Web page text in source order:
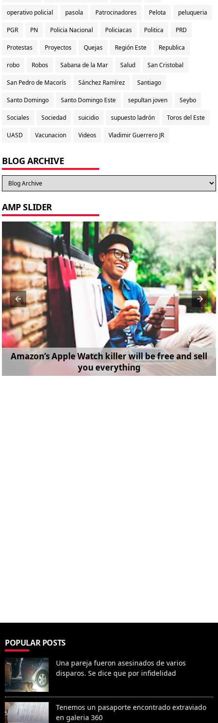
operativo policial pasola Patrocinadores Pelota peluqueria
PGR PN Policia Nacional Policiacas Politica PRD
Protestas Proyectos Quejas Región Este Republica
robo Robos Sabana de la Mar Salud San Cristobal
San Pedro de Macorís Sánchez Ramírez Santiago
Santo Domingo Santo Domingo Este sepultan joven Seybo
Sociales Sociedad suicidio supuesto ladrón Toros del Este
UASD Vacunacion Videos Vladimir Guerrero JR
BLOG ARCHIVE
AMP SLIDER
Amazon’s Apple Watch killer will be free and sell
you everything
POPULAR POSTS
Una pareja fueron asesinados de varios
disparos. Se dice que por infidelidad
Tenemos un pasaporte encontrado extraviado
en galeria 360